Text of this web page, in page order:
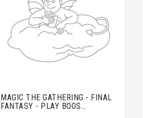
MAGIC THE GATHERING - FINAL
FANTASY - PLAY BOOS…